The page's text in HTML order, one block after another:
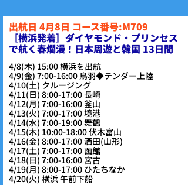
出航日 4月8日 コース番号:M709
​［横浜発着］ダイヤモンド・プリンセス
で航く春爛漫！日本周遊と韓国 13日間
4/8(木) 15:00 横浜を出航
4/9(金) 7:00-16:00 鳥羽◆テンダー上陸
4/10(土) クルージング
4/11(日) 8:00-17:00 長崎
4/12(月) 7:00-16:00 釜山
4/13(火) 7:00-17:00 境港
4/14(水) 7:00-19:00 舞鶴
4/15(木) 10:00-18:00 伏木富山
4/16(金) 8:00-17:00 酒田(山形)
4/17(土) 7:00-17:00 函館
4/18(日) 7:00-16:00 宮古
4/19(月) 8:00-17:00 ひたちなか
4/20(火) 横浜 午前下船